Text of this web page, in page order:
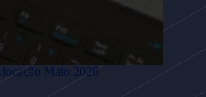
Maio 2026